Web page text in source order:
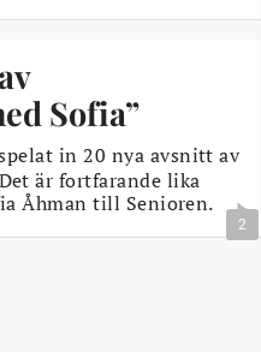
Sofia”
in 20 nya avsnitt av
är fortfarande lika
Åhman till Senioren.
2